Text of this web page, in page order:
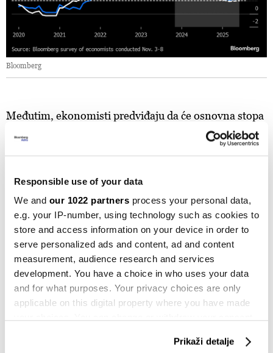
Responsible use of your data
We and our 1022 partners process your personal data,
e.g. your IP-number, using technology such as cookies to
store and access information on your device in order to
serve personalized ads and content, ad and content
measurement, audience research and services
development. You have a choice in who uses your data
and for what purposes. Your privacy choices are only
applicable on this digital property where you have made
Prikaži detalje
Bloomberg
Međutim, ekonomisti predviđaju da će osnovna stopa
ostati nešto viša - 2,1 odsto i 2,3 odsto u prvom i
Anketa dolazi nakon usporavanja inflacije na 2,9
odsto prošlog mjeseca - više nego što su ekonomisti
predviđali. Dužnosnici ECB-a i dalje upozoravaju na
teški "posljednji kilometar" do stabilnosti cijena kako
se vladine mjere pomoći povlače, a plate radnika
rastu.
INFLACIJA FEDERACIJA BIH
FBIH